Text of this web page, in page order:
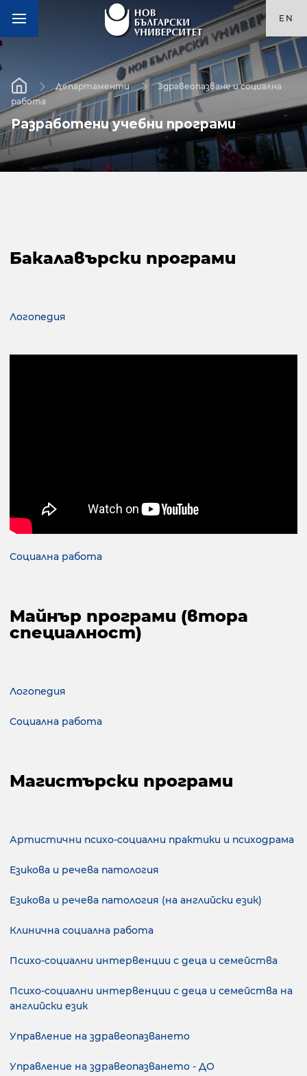
EN
Департаменти
Здравеопазване и социална
работа
Разработени учебни програми
Бакалавърски програми
Логопедия
Социална работа
Майнър програми (втора
специалност)
Логопедия
Социална работа
Магистърски програми
Артистични психо-социални практики и психодрама
Езикова и речева патология
Езикова и речева патология (на английски език)
Клинична социална работа
Психо-социални интервенции с деца и семейства
Психо-социални интервенции с деца и семейства на
английски език
Управление на здравеопазването
Управление на здравеопазването - ДО